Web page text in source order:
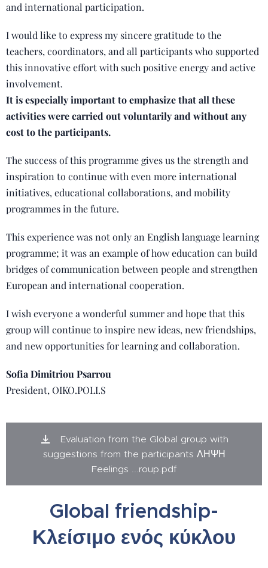
and international participation.
I would like to express my sincere gratitude to the
teachers, coordinators, and all participants who supported
this innovative effort with such positive energy and active
involvement.
It is especially important to emphasize that all these
activities were carried out voluntarily and without any
cost to the participants.
The success of this programme gives us the strength and
inspiration to continue with even more international
initiatives, educational collaborations, and mobility
programmes in the future.
This experience was not only an English language learning
programme; it was an example of how education can build
bridges of communication between people and strengthen
European and international cooperation.
I wish everyone a wonderful summer and hope that this
group will continue to inspire new ideas, new friendships,
and new opportunities for learning and collaboration.
Sofia Dimitriou Psarrou
President, OIKO.POLI.S
Evaluation from the Global group with
suggestions from the participants ΛΗΨΗ
Feelings ...roup.pdf
Global friendship-
Κλείσιμο ενός κύκλου